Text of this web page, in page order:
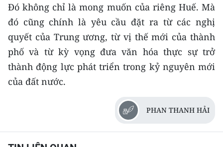
Đó không chỉ là mong muốn của riêng Huế. Mà
đó cũng chính là yêu cầu đặt ra từ các nghị
quyết của Trung ương, từ vị thế mới của thành
phố và từ kỳ vọng đưa văn hóa thực sự trở
thành động lực phát triển trong kỷ nguyên mới
của đất nước.
PHAN THANH HẢI